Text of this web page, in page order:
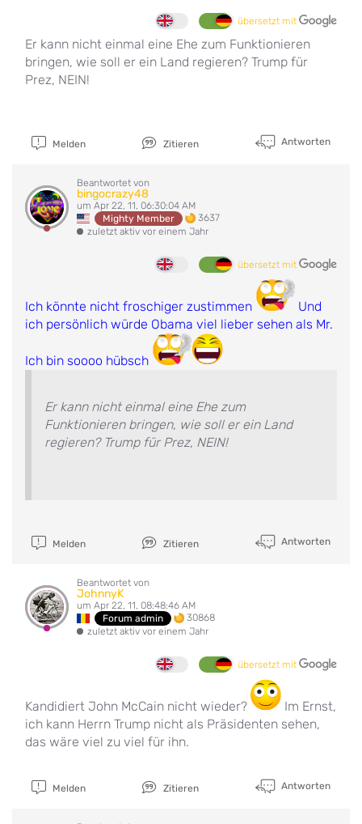
übersetzt mit
Er kann nicht einmal eine Ehe zum Funktionieren
bringen, wie soll er ein Land regieren? Trump für
Prez, NEIN!
Melden Zitieren Antworten
Beantwortet von
bingocrazy48
um Apr 22, 11, 06:30:04 AM
Mighty Member
3637
zuletzt aktiv vor einem Jahr
übersetzt mit
Ich könnte nicht froschiger zustimmen
Und
ich persönlich würde Obama viel lieber sehen als Mr.
Ich bin soooo hübsch
Er kann nicht einmal eine Ehe zum
Funktionieren bringen, wie soll er ein Land
regieren? Trump für Prez, NEIN!
Melden Zitieren Antworten
Beantwortet von
JohnnyK
um Apr 22, 11, 08:48:46 AM
Forum admin
30868
zuletzt aktiv vor einem Jahr
übersetzt mit
Kandidiert John McCain nicht wieder?
Im Ernst,
ich kann Herrn Trump nicht als Präsidenten sehen,
das wäre viel zu viel für ihn.
Melden Zitieren Antworten